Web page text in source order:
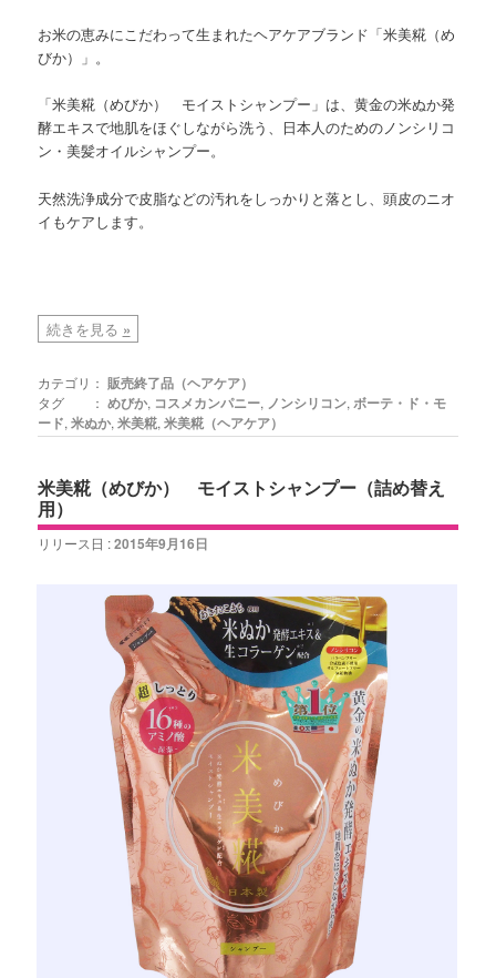
お米の恵みにこだわって生まれたヘアケアブランド「米美糀（め
びか）」。
「米美糀（めびか） モイストシャンプー」は、黄金の米ぬか発
酵エキスで地肌をほぐしながら洗う、日本人のためのノンシリコ
ン・美髪オイルシャンプー。
天然洗浄成分で皮脂などの汚れをしっかりと落とし、頭皮のニオ
イもケアします。
続きを見る »
カテゴリ： 販売終了品（ヘアケア）
タグ ： めびか, コスメカンパニー, ノンシリコン, ボーテ・ド・モ
ード,米ぬか,米美糀,米美糀（ヘアケア）
米美糀（めびか） モイストシャンプー（詰め替え
用）
リリース日 :2015年9月16日